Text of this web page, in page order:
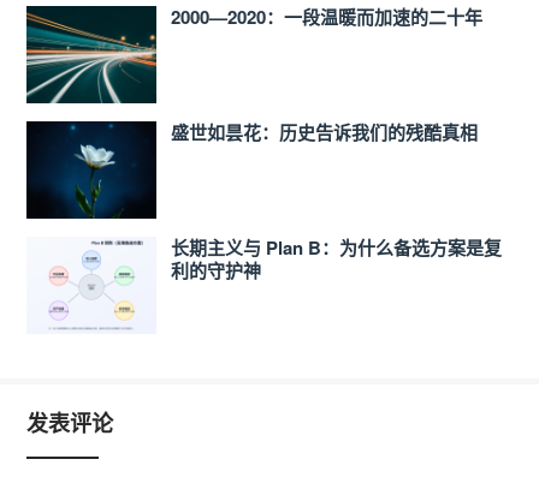
2000—2020：一段温暖而加速的二十年
盛世如昙花：历史告诉我们的残酷真相
长期主义与 Plan B：为什么备选方案是复
利的守护神
发表评论